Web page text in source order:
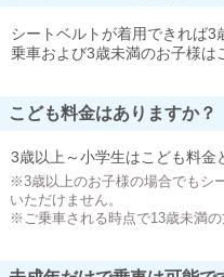
シートベルトが着用できれば3
乗車および3歳未満のお子様は
こども料金はありますか？
3歳以上～小学生はこども料金
※3歳以上のお子様の場合でもシ
いただけません。
※ご乗車される時点で13歳未満の